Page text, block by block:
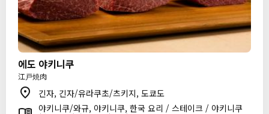
에도 야키니쿠
江戸焼肉
긴자, 긴자/유라쿠초/츠키지, 도쿄도
야키니쿠/와규, 야키니쿠, 한국 요리 / 스테이크 / 야키니쿠